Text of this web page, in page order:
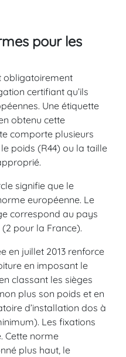
pour les
obligatoirement
certifiant qu’ils
Une étiquette
obtenu cette
comporte plusieurs
poids (R44) ou la taille
signifie que le
européenne. Le
correspond au pays
pour la France).
en juillet 2013 renforce
en imposant le
classant les sièges
plus son poids et en
d’installation dos à
Les fixations
Cette norme
plus haut, le